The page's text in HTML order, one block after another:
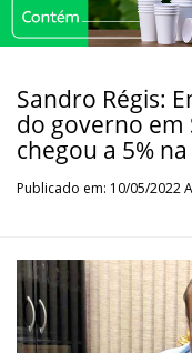
Sandro Régis:
do governo em
chegou a 5%
Publicado em: 10/05/2022